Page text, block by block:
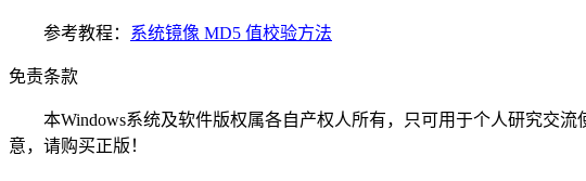
参考教程： 系统镜像 MD5 值校验方法
免责条款
本Windows系统及软件版权属各自产权人所有，只可用于个人研究交流
意，请购买正版！